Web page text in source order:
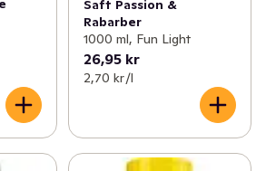
Saft Passion &
Rabarber
1000 ml, Fun Light
26,95 kr
2,70 kr /l